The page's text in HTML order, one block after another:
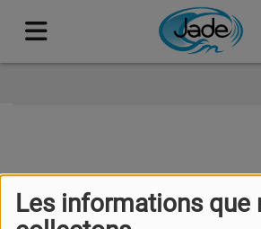
Les informations que